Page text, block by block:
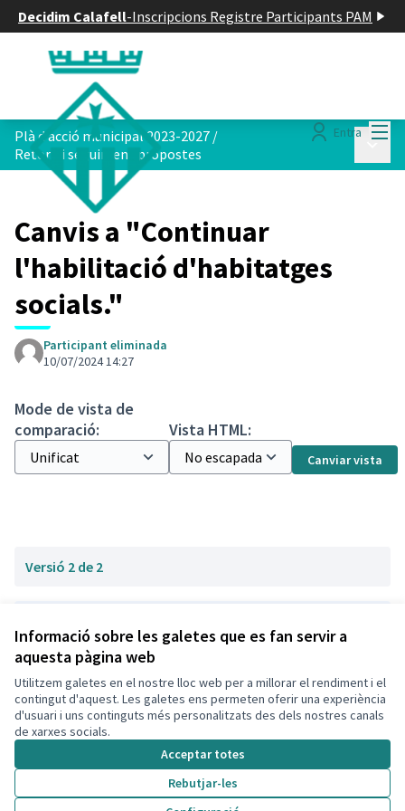
Informació sobre les galetes que es fan servir a
aquesta pàgina web
Utilitzem galetes en el nostre lloc web per a millorar el rendiment i el
contingut d'aquest. Les galetes ens permeten oferir una experiència
d'usuari i uns continguts més personalitzats des dels nostres canals
de xarxes socials.
Acceptar totes
Rebutjar-les
Decidim Calafell-Inscripcions Registre Participants PAM
Entra
Plà d acció municipal 2023-2027 /
Retorn i seguiment propostes
Canvis a "Continuar
l'habilitació d'habitatges
socials."
Participant eliminada
10/07/2024 14:27
Mode de vista de
comparació:
Vista HTML:
Canviar vista
Versió 2 de 2
Termes i condicions d'ús
Configuració de les galetes
Decidim Calafell a X
(Enllaç extern)
Decidim Calafell a Facebook
Decidim Calafell a YouTube
Decidim Calafell a GitHub
(Enllaç extern)
Amb
(Enllaç